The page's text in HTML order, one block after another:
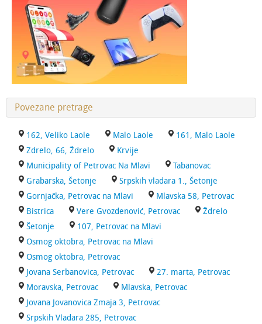
Povezane pretrage
162, Veliko Laole Malo Laole
161, Malo Laole
Zdrelo, 66, Ždrelo
Krvije
Municipality of Petrovac Na Mlavi
Tabanovac
Grabarska, Šetonje
Srpskih vladara 1., Šetonje
Gornjačka, Petrovac na Mlavi
Mlavska 58, Petrovac
Bistrica
Vere Gvozdenović, Petrovac
Ždrelo
Šetonje
107, Petrovac na Mlavi
Osmog oktobra, Petrovac na Mlavi
Osmog oktobra, Petrovac
Jovana Serbanovica, Petrovac
27. marta, Petrovac
Moravska, Petrovac
Mlavska, Petrovac
Jovana Jovanovica Zmaja 3, Petrovac
Srpskih Vladara 285, Petrovac